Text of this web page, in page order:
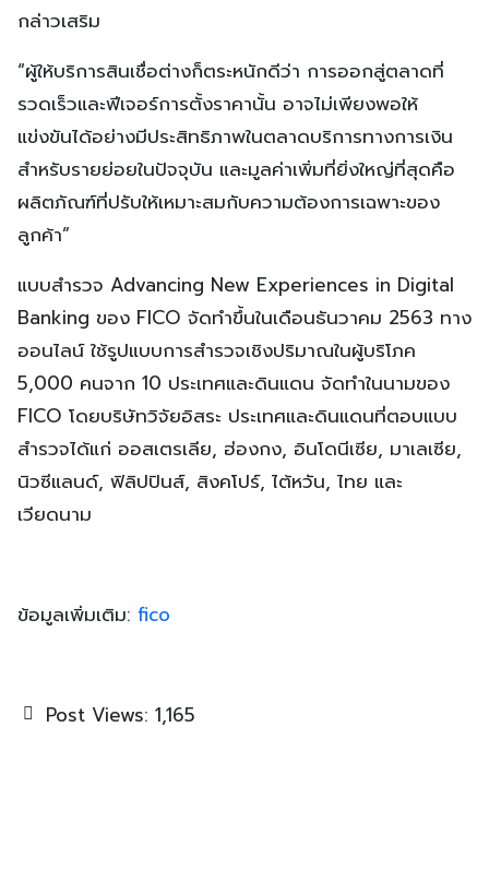
กล่าวเสริม
“ผู้ให้บริการสินเชื่อต่างก็ตระหนักดีว่า การออกสู่ตลาดที่
รวดเร็วและฟีเจอร์การตั้งราคานั้น อาจไม่เพียงพอให้
แข่งขันได้อย่างมีประสิทธิภาพในตลาดบริการทางการเงิน
สำหรับรายย่อยในปัจจุบัน และมูลค่าเพิ่มที่ยิ่งใหญ่ที่สุดคือ
ผลิตภัณฑ์ที่ปรับให้เหมาะสมกับความต้องการเฉพาะของ
ลูกค้า”
แบบสำรวจ Advancing New Experiences in Digital
Banking ของ FICO จัดทำขึ้นในเดือนธันวาคม 2563 ทาง
ออนไลน์ ใช้รูปแบบการสำรวจเชิงปริมาณในผู้บริโภค
5,000 คนจาก 10 ประเทศและดินแดน จัดทำในนามของ
FICO โดยบริษัทวิจัยอิสระ ประเทศและดินแดนที่ตอบแบบ
สำรวจได้แก่ ออสเตรเลีย, ฮ่องกง, อินโดนีเซีย, มาเลเซีย,
นิวซีแลนด์, ฟิลิปปินส์, สิงคโปร์, ไต้หวัน, ไทย และ
เวียดนาม
ข้อมูลเพิ่มเติม: fico
Post Views: 1,165